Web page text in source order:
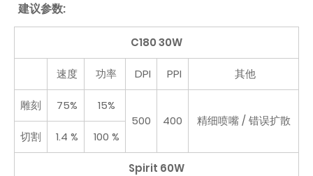
建议参数:
C180 30W
速度 功率 DPI PPI 其他
雕刻 75%
15%
500
400
精细喷嘴 / 错误扩散
切割
1.4 % 100 %
Spirit 60W